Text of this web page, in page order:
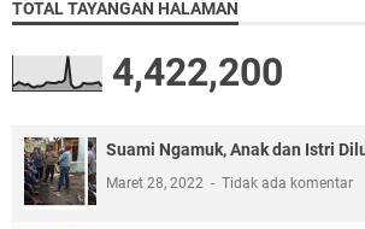
TOTAL TAYANGAN HALAMAN
4,422,200
Suami Ngamuk, Anak dan Istri
Maret 28, 2022 Tidak ada komentar